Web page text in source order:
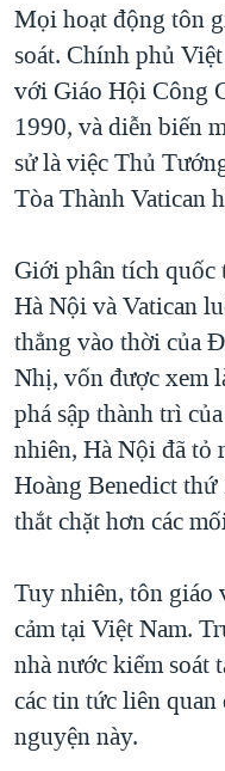
Mọi hoạt động tôn
soát. Chính phủ
với Giáo Hội Công
1990, và diễn biến
sử là việc Thủ
Tòa Thành Vatican
Giới phân tích quốc
Hà Nội và Vatican
thẳng vào thời của
Nhị, vốn được xem
phá sập thành trì
nhiên, Hà Nội đã tỏ
Hoàng Benedict
thắt chặt hơn các
Tuy nhiên, tôn giáo
cảm tại Việt Nam.
nhà nước kiểm soát
các tin tức liên quan
nguyện này.